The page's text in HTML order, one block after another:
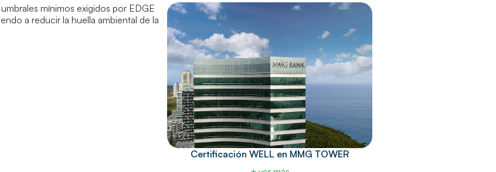
mínimos exigidos por EDGE
a reducir la huella ambiental de la
Certificación WELL en MMG TOWER